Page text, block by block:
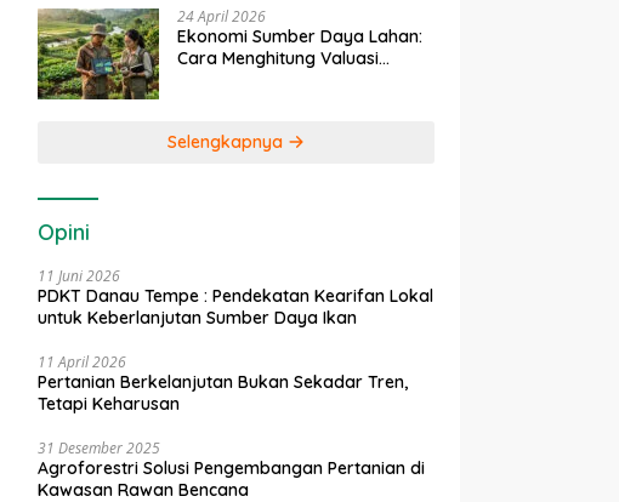
24 April 2026
Ekonomi Sumber Daya Lahan:
Cara Menghitung Valuasi
Selengkapnya
Opini
11 Juni 2026
PDKT Danau Tempe : Pendekatan Kearifan Lokal
untuk Keberlanjutan Sumber Daya Ikan
11 April 2026
Pertanian Berkelanjutan Bukan Sekadar Tren,
Tetapi Keharusan
31 Desember 2025
Agroforestri Solusi Pengembangan Pertanian di
Kawasan Rawan Bencana